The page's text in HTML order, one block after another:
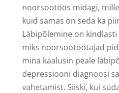
noorsootöös midagi,
kuid samas on seda ka
Läbipõlemine on
miks noorsootöötajad
mina kaalusin peale
depressiooni diagnoosi
vahetamist. Siiski, kui